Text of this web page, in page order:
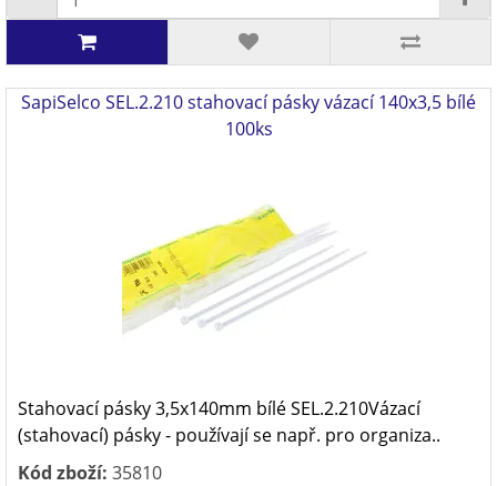
SapiSelco SEL.2.210 stahovací pásky vázací 140x3,5 bílé
100ks
Stahovací pásky 3,5x140mm bílé SEL.2.210Vázací
(stahovací) pásky - používají se např. pro organiza..
Kód zboží: 35810